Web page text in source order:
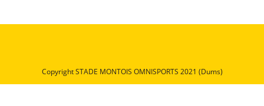
Copyright STADE MONTOIS OMNISPORTS 2021 (Dums)